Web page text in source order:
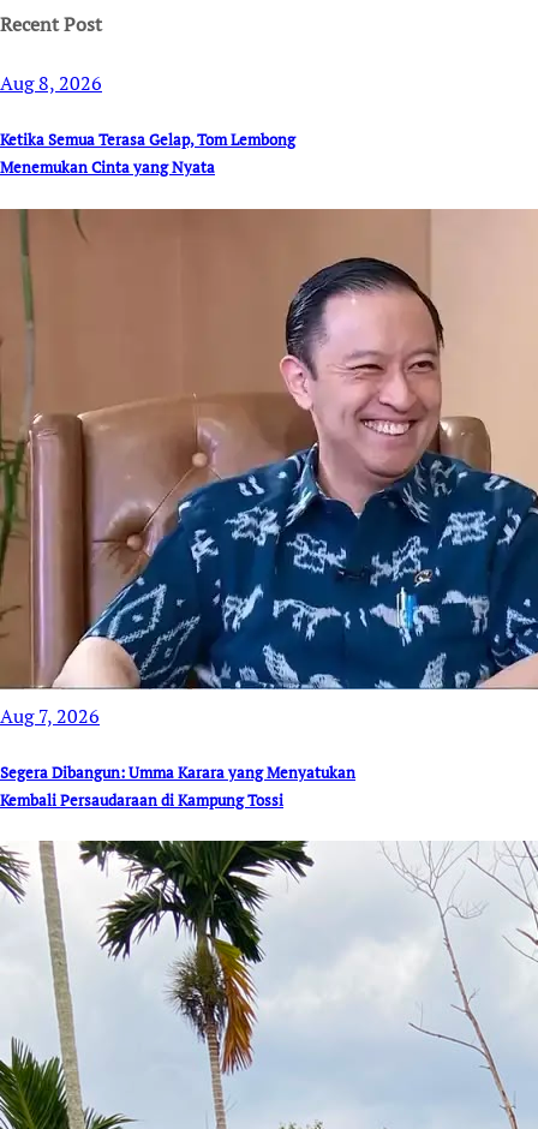
Recent Post
Aug 8, 2026
Ketika Semua Terasa Gelap, Tom Lembong
Menemukan Cinta yang Nyata
Aug 7, 2026
Segera Dibangun: Umma Karara yang Menyatukan
Kembali Persaudaraan di Kampung Tossi